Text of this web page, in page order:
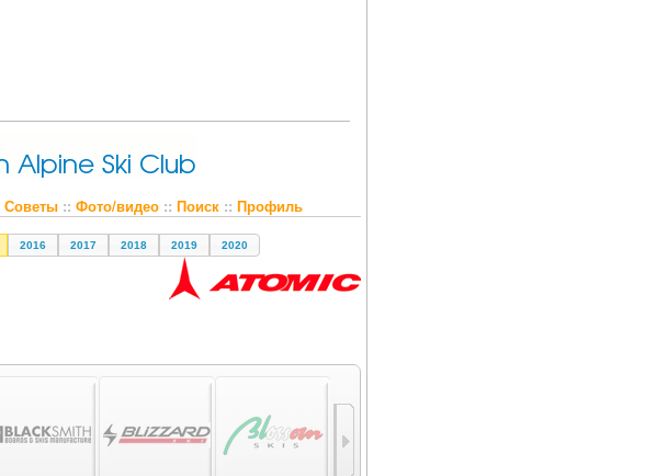
Советы:: Фото/видео:: Поиск:: Профиль
2016 2017 2018 2019 2020